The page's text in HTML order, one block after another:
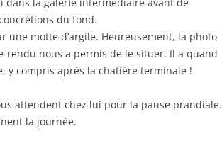
du fond.
motte d’argile. Heureusement, la photo
nous a permis de le situer. Il a quand
y compris après la chatière terminale !
attendent chez lui pour la pause prandiale.
la journée.